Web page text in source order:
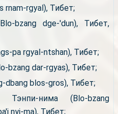
rnam-rgyal), Тибет;
bzang dge-'dun), Тибет,
pa rgyal-ntshan), Тибет;
bzang dar-rgyas), Тибет;
dbang blos-gros), Тибет;
нима (Blo-bzang
nyi-ma), Тибет;